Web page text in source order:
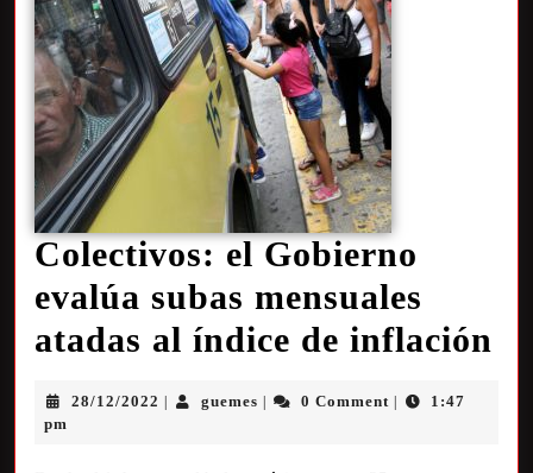
Colectivos: el Gobierno
evalúa subas mensuales
atadas al índice de inflación
28/12/2022 guemes 0 Comment
1:47
pm